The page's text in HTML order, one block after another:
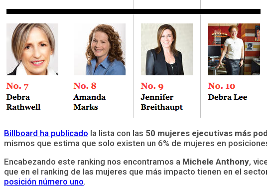
Billboard ha publicado la lista con las 50 mujeres ejecutivas más
mismos que estima que solo existen un 6% de mujeres en
Encabezando este ranking nos encontramos a Michele Anthony,
que en el ranking de las mujeres que más impacto tienen en el
posición número uno.